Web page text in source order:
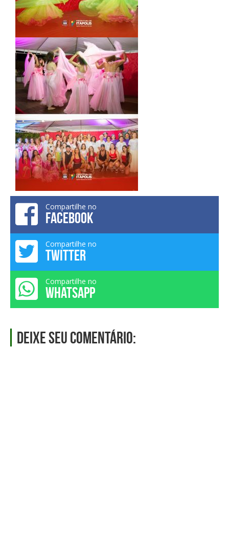
Compartilhe no
FACEBOOK
Compartilhe no
TWITTER
Compartilhe no
WHATSAPP
Deixe seu comentário: